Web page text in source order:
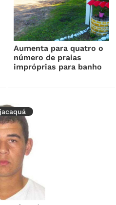
Aumenta para quatro o
número de praias
impróprias para banho